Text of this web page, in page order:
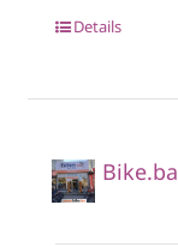
Details
Bike.ba